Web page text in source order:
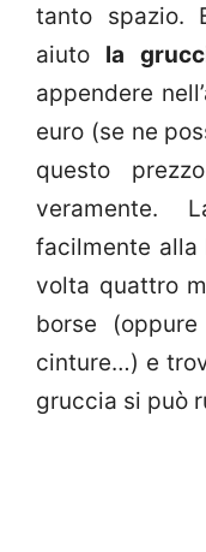
tanto spazio.
aiuto la
appendere
euro (se ne
questo
veramente.
facilmente alla
volta quattro
borse
cinture…) e
gruccia si può